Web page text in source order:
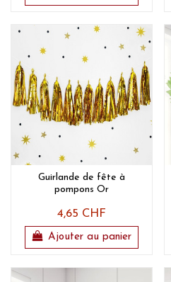
Guirlande de fête à
pompons Or
4,65 CHF
Ajouter au panier